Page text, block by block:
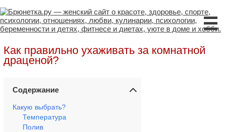
☰
Как правильно ухаживать за комнатной
драценой?
Содержание
Какую выбрать?
Температура
Полив